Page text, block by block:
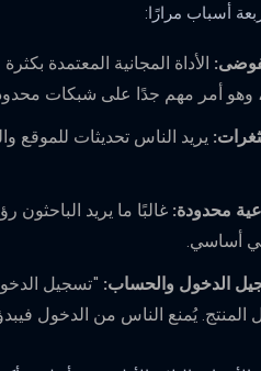
أسباب مرارًا:
الأداة المجانية المعتمدة
وهو أمر مهم جدًا على شبكات
يريد الناس تحديثات للموقع
محدودة: غالبًا ما يريد الباحثون
أساسي.
الدخول والحساب:
المنتج. يُمنع الناس من الدخول